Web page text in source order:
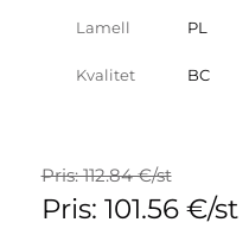
Lamell PL
Kvalitet BC
Pris: 112.84 €/st
Pris: 101.56 €/st